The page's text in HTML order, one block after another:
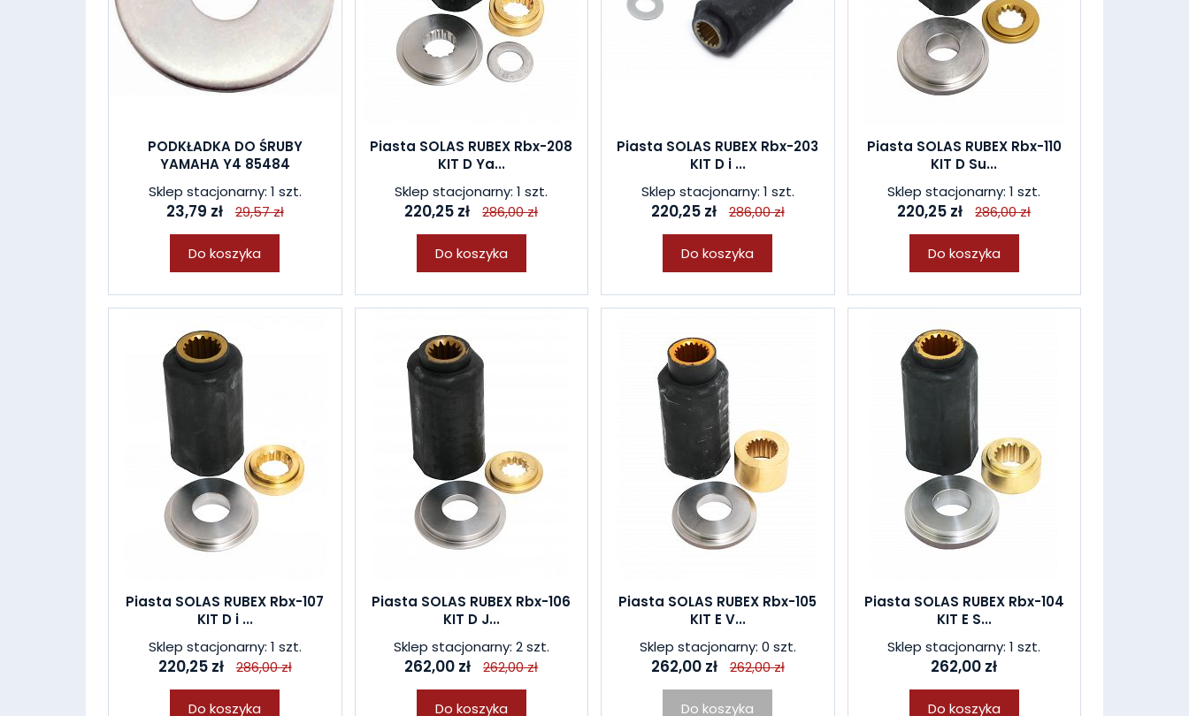
PODKŁADKA DO ŚRUBY
YAMAHA Y4 85484
Sklep stacjonarny: 1 szt.
23,79 zł 29,57 zł
Do koszyka
Piasta SOLAS RUBEX Rbx-208
KIT D Ya...
Sklep stacjonarny: 1 szt.
220,25 zł 286,00 zł
Do koszyka
Piasta SOLAS RUBEX Rbx-203
KIT D i ...
Sklep stacjonarny: 1 szt.
220,25 zł 286,00 zł
Do koszyka
Piasta SOLAS RUBEX Rbx-110
KIT D Su...
Sklep stacjonarny: 1 szt.
220,25 zł 286,00 zł
Do koszyka
Piasta SOLAS RUBEX Rbx-107
KIT D i ...
Sklep stacjonarny: 1 szt.
220,25 zł 286,00 zł
Do koszyka
Piasta SOLAS RUBEX Rbx-106
KIT D J...
Sklep stacjonarny: 2 szt.
262,00 zł 262,00 zł
Do koszyka
Piasta SOLAS RUBEX Rbx-105
KIT E V...
Sklep stacjonarny: 0 szt.
262,00 zł 262,00 zł
Do koszyka
Piasta SOLAS RUBEX Rbx-104
KIT E S...
Sklep stacjonarny: 1 szt.
262,00 zł
Do koszyka